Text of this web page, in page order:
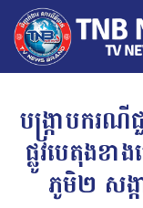
បង្ក្រាបក
ផ្លូវបេតុងខ
ភូមិ២ សង្